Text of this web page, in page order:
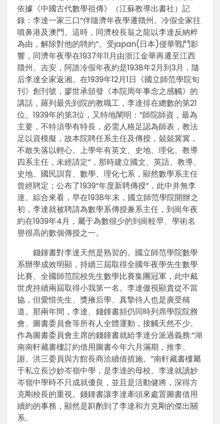
依據《中國古代數學祖傳》（江蘇教導出書社）記
錄：李達一家三口“伴隨濟年夜學遷贛州。冷假全家往
噴鼻港及澳門。這時，同濟校長翁之龍以李達反納粹
為由，解除對他的聘約”。受japan(日本)侵華戰鬥影
響，同濟年夜學在1937年11月由浙江金華再遷至江西
贛州、吉安，阿誰冷假年夜約是1938年2月到3月，隨
后李達全家返湘。在1939年12月1日《國立師范學院旬
刊》創刊號，廖世承頒發《本院周年事念之感觸》的
講話，羅列最先到院的教職工，李達排在總數的第21
位、1939年的第3位，又特地闡明：“師院師資，最為
主要，不特須學有特長，必需人格足認為師表，教法
足以資模擬，故本院聘任系主任及傳授，兢兢冀冀，
不敢失落以輕心。上學年有英文、史地、理化、教導
四系主任，未經請定”，那時建立國文、英語、教導、
史地、國民訓育、數學、理化七系，顯然數學系主任
曾經聘定；公布了1939“年度新聘傳授”，此中并無李
達。綜合來看，早在1938年末，國立師范學院開辦之
初，李達就被聘請為數學系傳授兼系主任，到崗年夜
約在1939年4月，屬于為數很少的到崗較早、學術名
譽很高的數個傳授之一。
錢鍾書對李達天然是熟習的。國立師范學院數學
系辦學成效明顯，持續三屆取得全國年夜學先生數學
比賽、全國師范院校先生數學比賽集團冠軍，此中戴
世虎持續兩屆取得小我第一名。李達傲視顯貴從不當
協，但愛惜先生、獎掖后學、真摯待人也是廣受稱
道。那兩年間，李達、錢鍾書頻仍同時列席學院院務
會、圖書委員會等所有人全體運動，接觸天然不少。
作為圖書委員會主席的錢鍾書就給李達分派過義務:“湖
南南軒藏書樓訂約借用圖書今年六月滿期，推李、
謝、洪三委員與方館長商洽續借措施。”南軒藏書樓屬
于私立長沙妙岑嶺中學，是李達的母校。李達就讀妙
岑嶺中學時不只成就優良，並且是活動健將，深得方
克剛校長的重視。錢鍾書讓李達牽頭來處置圖書借用
續約的事務，顯然是斟酌到了李達和方克剛的傑出關
系。